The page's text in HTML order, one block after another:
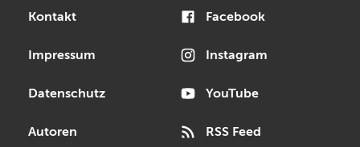
Kontakt
Impressum
Datenschutz
Autoren
Facebook
Instagram
YouTube
RSS Feed